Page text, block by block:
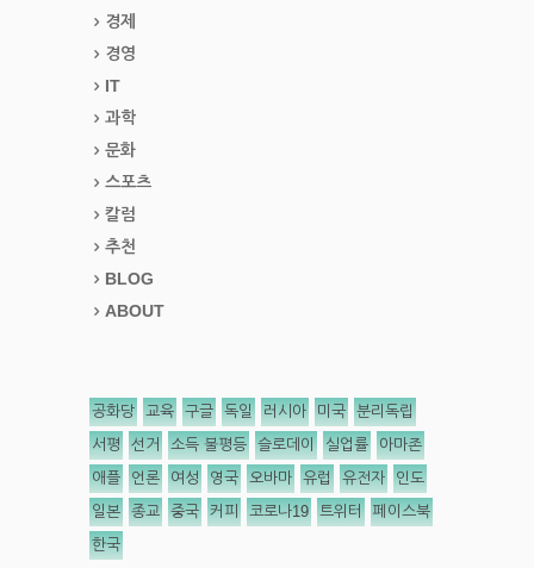
경제
경영
IT
과학
문화
스포츠
칼럼
추천
BLOG
ABOUT
공화당 교육 구글 독일 러시아 미국 분리독립
서평 선거 소득 불평등 슬로데이 실업률 아마존
애플 언론 여성 영국 오바마 유럽 유전자 인도
일본 종교 중국 커피 코로나19 트위터 페이스북
한국